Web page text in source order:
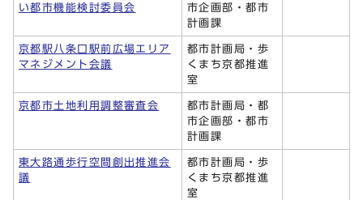
い都市機能検討委員会
市企画部・都市
計画課
京都駅八条口駅前広場エリア
マネジメント会議
都市計画局・歩
くまち京都推進
室
京都市土地利用調整審査会
都市計画局・都
市企画部・都市
計画課
東大路通歩行空間創出推進会
議
都市計画局・歩
くまち京都推進
室